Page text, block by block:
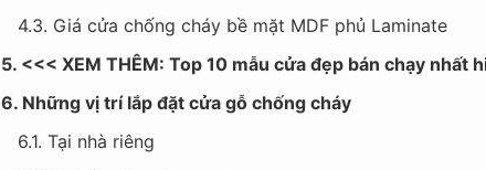
4.3. Giá cửa chống cháy bề mặt MDF phủ Laminate
5. <<< XEM THÊM: Top 10 mẫu cửa đẹp bán chạy nhất
6. Những vị trí lắp đặt cửa gỗ chống cháy
6.1. Tại nhà riêng